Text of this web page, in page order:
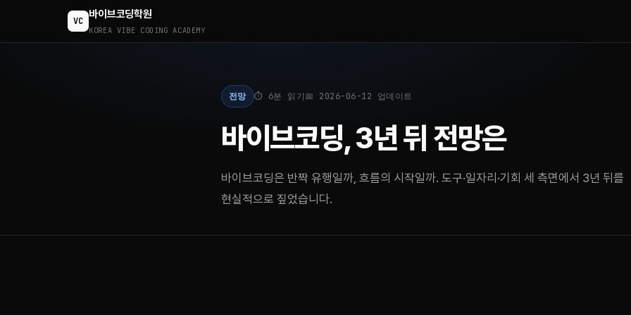
VC
바이브코딩학원
KOREA VIBE CODING ACADEMY
전망 ⏱ 6분 읽기📅 2026-06-12 업데이트
바이브코딩, 3년 뒤 전망은
바이브코딩은 반짝 유행일까, 흐름의 시작일까. 도구·일자리·기회 세 측면에서 3년 뒤를
현실적으로 짚었습니다.